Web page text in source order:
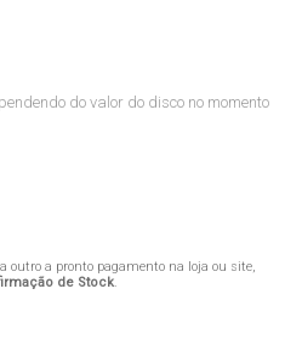
do valor do disco no momento
outro a pronto pagamento na loja ou site,
de Stock.